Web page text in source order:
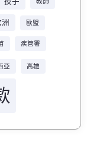
教師
洲 歐盟
疾管署
亞 高雄